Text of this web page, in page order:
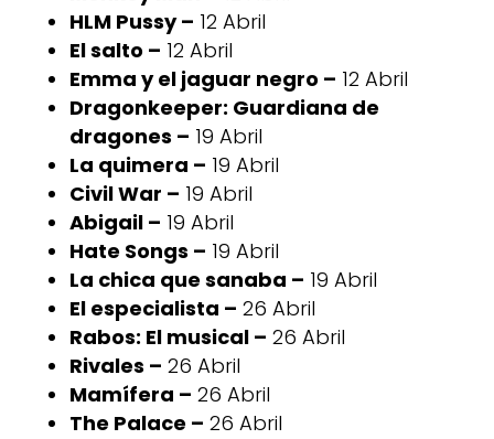
HLM Pussy – 12 Abril
El salto – 12 Abril
Emma y el jaguar negro – 12 Abril
Dragonkeeper: Guardiana de
dragones – 19 Abril
La quimera – 19 Abril
Civil War – 19 Abril
Abigail – 19 Abril
Hate Songs – 19 Abril
La chica que sanaba – 19 Abril
El especialista – 26 Abril
Rabos: El musical – 26 Abril
Rivales – 26 Abril
Mamífera – 26 Abril
The Palace – 26 Abril